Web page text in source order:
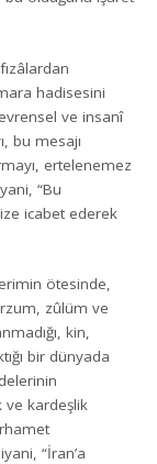
hadisesini
ve insanî
bu mesajı
ertelenemez
“Bu
icabet ederek
ötesinde,
zûlüm ve
kin,
bir dünyada
kardeşlik
“İran’a